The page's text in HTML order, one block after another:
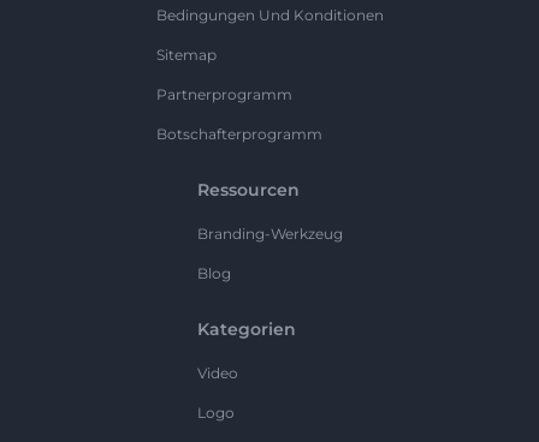
Bedingungen Und Konditionen
Sitemap
Partnerprogramm
Botschafterprogramm
Ressourcen
Branding-Werkzeug
Blog
Kategorien
Video
Logo